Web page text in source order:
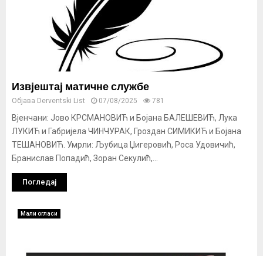
Извјештај матичне службе
Објава Derventski List 07/08/2025 781
Вјенчани: Јово КРСМАНОВИЋ и Бојана БАЛЕШЕВИЋ, Лука
ЛУКИЋ и Габријела ЧИНЧУРАК, Гроздан СИМИКИЋ и Бојана
ТЕШАНОВИЋ. Умрли: Љубица Џигеровић, Роса Удовичић,
Бранислав Попадић, Зоран Секулић,...
Погледај
Мали огласи